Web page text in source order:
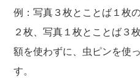
例：写真３枚とことば１枚
２枚、写真１枚とことば３
額を使わずに、虫ピンを使
す。